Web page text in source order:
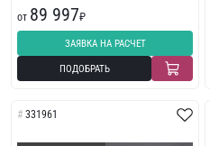
от 89 997₽
ЗАЯВКА НА РАСЧЕТ
ПОДОБРАТЬ
331961